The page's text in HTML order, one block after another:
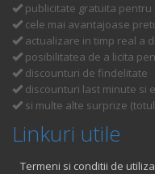
publicitate gratuita
cele mai avantajoase
actualizare in timp real a
posibilitatea de a licita
discounturi de findelitate
discounturi last minute si
si multe alte surprize (totul
Linkuri utile
Termeni si conditii de